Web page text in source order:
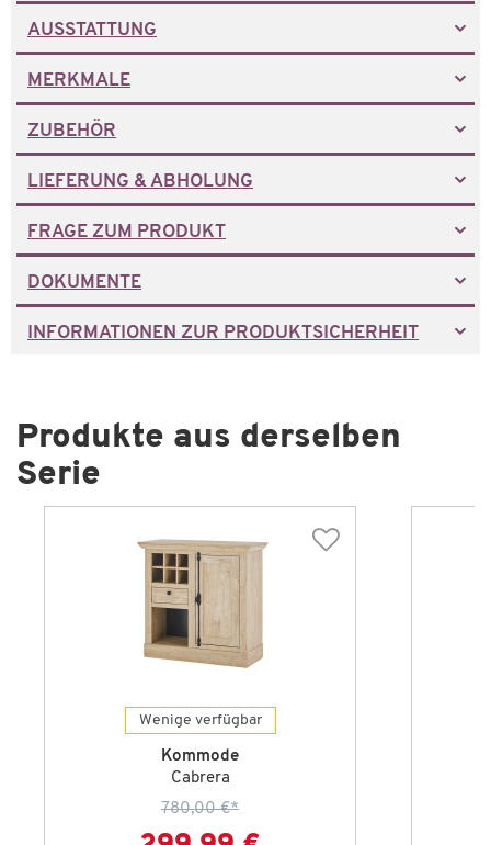
AUSSTATTUNG
MERKMALE
ZUBEHÖR
LIEFERUNG & ABHOLUNG
FRAGE ZUM PRODUKT
DOKUMENTE
INFORMATIONEN ZUR PRODUKTSICHERHEIT
Produkte aus derselben
Serie
Wenige verfügbar
Kommode
Cabrera
780,00 €*